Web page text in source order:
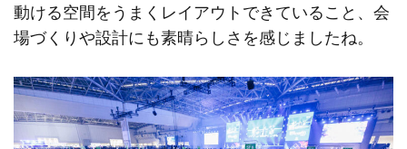
動ける空間をうまくレイアウトできていること、会
場づくりや設計にも素晴らしさを感じましたね。